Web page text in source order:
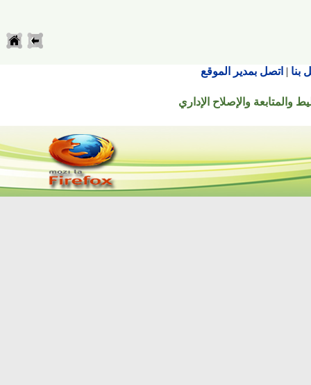
| اتصل بمدير الموقع
والإصلاح الإداري